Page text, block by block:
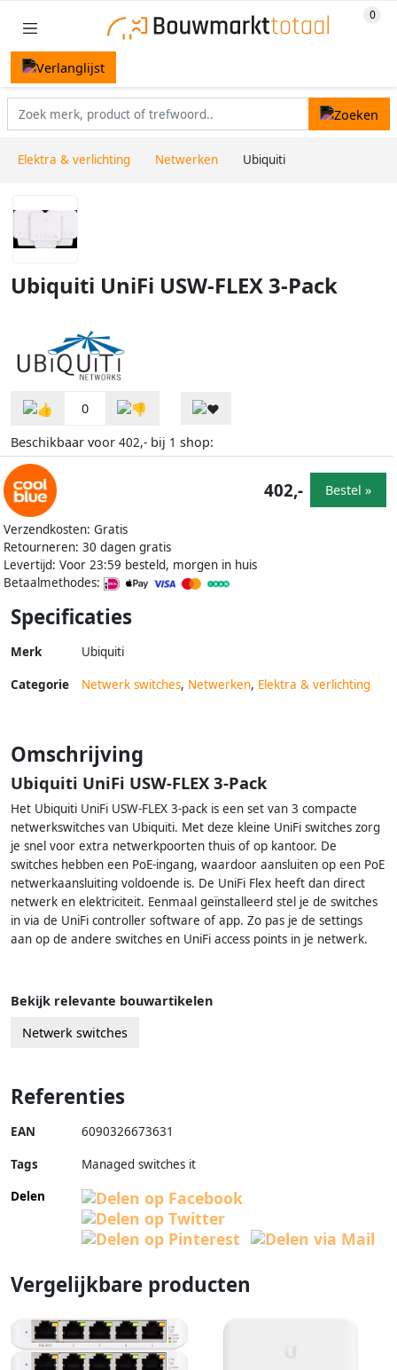
Elektra & verlichting Netwerken Ubiquiti
Ubiquiti UniFi USW-FLEX 3-Pack
0
Beschikbaar voor 402,- bij 1 shop:
Verzendkosten: Gratis
Retourneren: 30 dagen gratis
Levertijd: Voor 23:59 besteld, morgen in huis
Betaalmethodes:
402,- Bestel »
Specificaties
Merk Ubiquiti
Categorie Netwerk switches, Netwerken, Elektra & verlichting
Omschrijving
Ubiquiti UniFi USW-FLEX 3-Pack
Het Ubiquiti UniFi USW-FLEX 3-pack is een set van 3 compacte
netwerkswitches van Ubiquiti. Met deze kleine UniFi switches zorg
je snel voor extra netwerkpoorten thuis of op kantoor. De
switches hebben een PoE-ingang, waardoor aansluiten op een PoE
netwerkaansluiting voldoende is. De UniFi Flex heeft dan direct
netwerk en elektriciteit. Eenmaal geïnstalleerd stel je de switches
in via de UniFi controller software of app. Zo pas je de settings
aan op de andere switches en UniFi access points in je netwerk.
Bekijk relevante bouwartikelen
Netwerk switches
Referenties
EAN 6090326673631
Tags
Managed switches it
Delen
Vergelijkbare producten